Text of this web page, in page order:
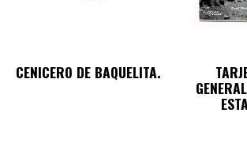
CENICERO DE BAQUELITA.